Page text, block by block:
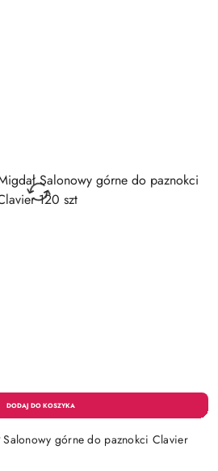
górne do paznokci Clavier